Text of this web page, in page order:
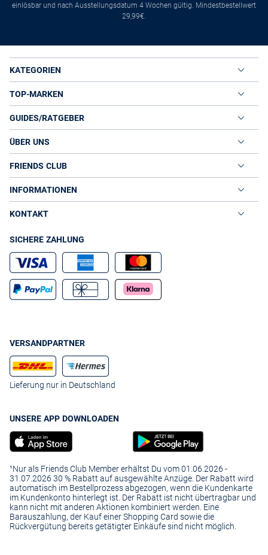
einlösbar und nach Ausstellungsdatum 4 Wochen gültig. Mindestbestellwert
29,99€.
KATEGORIEN
TOP-MARKEN
GUIDES/RATGEBER
ÜBER UNS
FRIENDS CLUB
INFORMATIONEN
KONTAKT
SICHERE ZAHLUNG
VERSANDPARTNER
Lieferung nur in Deutschland
UNSERE APP DOWNLOADEN
¹Nur als Friends Club Member erhältst Du vom 01.06.2026 -
31.07.2026 30 % Rabatt auf ausgewählte Anzüge. Der Rabatt wird
automatisch im Bestellprozess abgezogen, wenn die Kundenkarte
im Kundenkonto hinterlegt ist. Der Rabatt ist nicht übertragbar und
kann nicht mit anderen Aktionen kombiniert werden. Eine
Barauszahlung, der Kauf einer Shopping Card sowie die
Rückvergütung bereits getätigter Einkäufe sind nicht möglich.